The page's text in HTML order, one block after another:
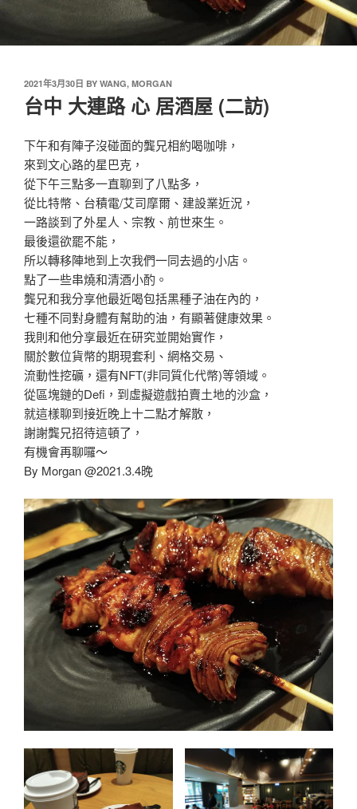
2021年3月30日 BY WANG, MORGAN
台中 大連路 心 居酒屋 (二訪)
下午和有陣子沒碰面的龔兄相約喝咖啡，
來到文心路的星巴克，
從下午三點多一直聊到了八點多，
從比特幣、台積電/艾司摩爾、建設業近況，
一路談到了外星人、宗教、前世來生。
最後還欲罷不能，
所以轉移陣地到上次我們一同去過的小店。
點了一些串燒和清酒小酌。
龔兄和我分享他最近喝包括黑種子油在內的，
七種不同對身體有幫助的油，有顯著健康效果。
我則和他分享最近在研究並開始實作，
關於數位貨幣的期現套利、網格交易、
流動性挖礦，還有NFT(非同質化代幣)等領域。
從區塊鏈的Defi，到虛擬遊戲拍賣土地的沙盒，
就這樣聊到接近晚上十二點才解散，
謝謝龔兄招待這頓了，
有機會再聊囉～
By Morgan @2021.3.4晚